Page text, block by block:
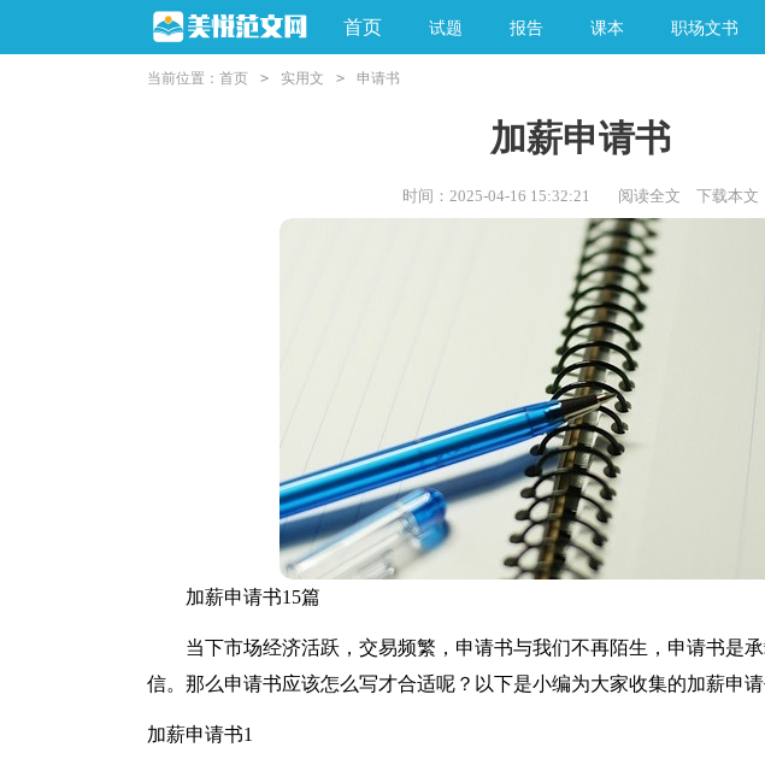
首页 试题 报告 课本 职场文书
当前位置： 首页 > 实用文 > 申请书
加薪申请书
时间：2025-04-16 15:32:21 阅读全文 下载本文
加薪申请书15篇
当下市场经济活跃，交易频繁，申请书与我们不再陌生，申请书是
信。那么申请书应该怎么写才合适呢？以下是小编为大家收集的加薪申请
加薪申请书1